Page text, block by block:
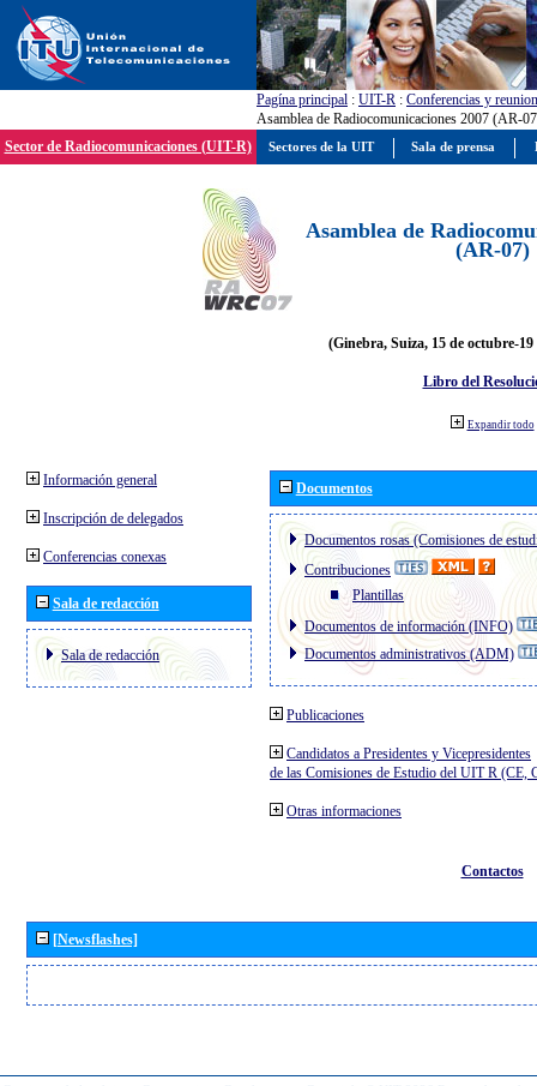
Pagína principal : UIT-R : Conferencias y
Asamblea de Radiocomunicaciones 2007 (AR-
Sector de Radiocomunicaciones (UIT-R)
Asamblea de
(AR-07)
(Ginebra, Suiza, 15 de octubre-19
Libro del
Expandir todo
Información general
Inscripción de delegados
Conferencias conexas
Sala de redacción
Sala de redacción
Documentos
Documentos rosas (Comisiones de
Contribuciones
Plantillas
Documentos de información (INFO)
Documentos administrativos (ADM)
Publicaciones
Candidatos a Presidentes y Vicepresidentes
de las Comisiones de Estudio del UIT R (CE,
Otras informaciones
Contactos
[Newsflashes]
Sectores de la UIT Sala de prensa